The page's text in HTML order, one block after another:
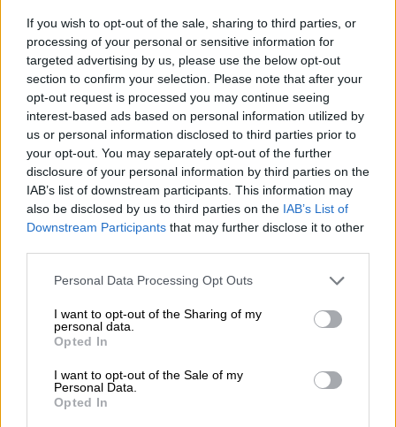
If you wish to opt-out of the sale, sharing to third parties, or
processing of your personal or sensitive information for
targeted advertising by us, please use the below opt-out
section to confirm your selection. Please note that after your
opt-out request is processed you may continue seeing
interest-based ads based on personal information utilized by
us or personal information disclosed to third parties prior to
your opt-out. You may separately opt-out of the further
disclosure of your personal information by third parties on the
IAB’s list of downstream participants. This information may
also be disclosed by us to third parties on the IAB’s List of
Downstream Participants that may further disclose it to other
Please note that this website/app uses one or more Google
not limited to your visit or usage behaviour. You may click to
grant or deny consent to Google and its third-party tags to
use your data for below specified purposes in below Google
consent section.
Personal Data Processing Opt Outs
I want to opt-out of the Sharing of my
personal data.
Opted In
I want to opt-out of the Sale of my
Personal Data.
Opted In
Κόσμος|25.05.2026 11:34
Τουρκία: Το πραξικόπημα Ερντογάν
για την ηγεσία της αντιπολίτευσης,
τα επεισόδια και ο διωγμός Οζέλ
Ειδικότερα,όπως αναφέρεται σε σχετική
ανακοίνωση:
στις26 Μαΐου, θα καταβληθούν
1.305.569.013,24 ευρώ σε 2.602.626
δικαιούχους για την πληρωμή κύριων και
επικουρικών συντάξεων Ιουνίου 2026,
στις28 Μαΐου, θα καταβληθούν
1.118.557.793,44 ευρώ σε 1.663.210